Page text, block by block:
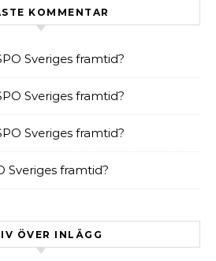
KOMMENTAR
Sveriges framtid?
Sveriges framtid?
Sveriges framtid?
Sveriges framtid?
ÖVER INLÄGG